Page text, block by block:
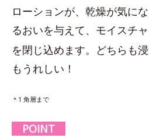
ローションが、乾燥が気に
るおいを与えて、モイスチ
を閉じ込めます。どちらも
もうれしい！
＊1 角層まで
POINT